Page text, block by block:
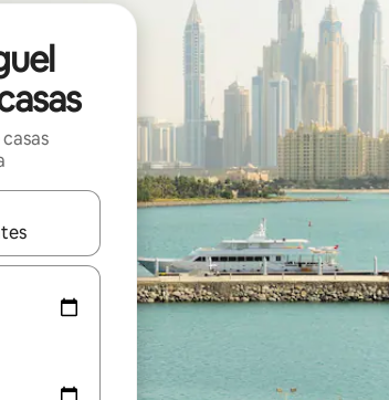
explore-os usando as seta para cima e para